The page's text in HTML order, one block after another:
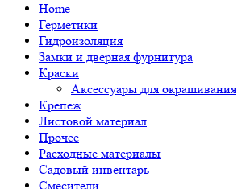
Home
Герметики
Гидроизоляция
Замки и дверная фурнитура
Краски
Аксессуары для окрашивания
Крепеж
Листовой материал
Прочее
Расходные материалы
Садовый инвентарь
Смесители